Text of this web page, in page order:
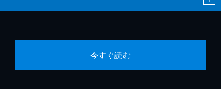
今すぐ読む